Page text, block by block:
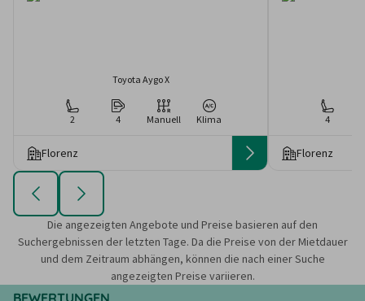
Toyota Aygo X
2 4 Manuell Klima
Florenz
4
Florenz
Die angezeigten Angebote und Preise basieren auf den
Suchergebnissen der letzten Tage. Da die Preise von der Mietdauer
und dem Zeitraum abhängen, können die nach einer Suche
angezeigten Preise variieren.